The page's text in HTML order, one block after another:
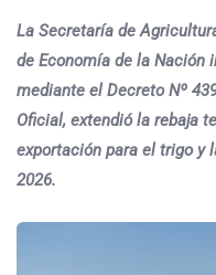
La Secretaría de
de Economía de la Nación
mediante el Decreto Nº
Oficial, extendió la rebaja
exportación para el trigo y
2026.